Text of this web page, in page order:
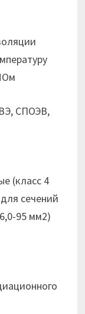
СПОЭВ,
(класс 4
сечений
95 мм2)